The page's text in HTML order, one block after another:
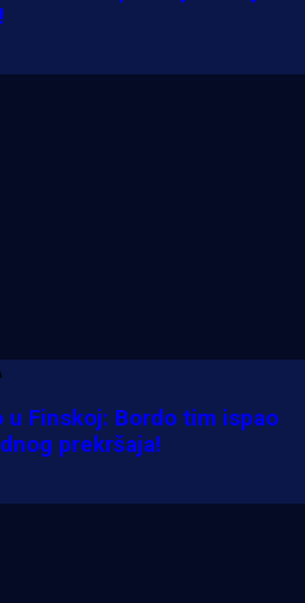
zadovoljan: Evo
u Juventus!
u Finskoj: Bordo tim ispao
prekršaja!